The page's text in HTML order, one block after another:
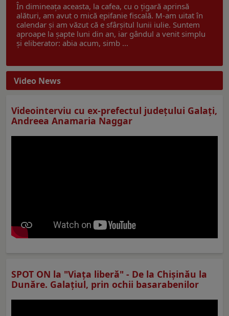
În dimineața aceasta, la cafea, cu o țigară aprinsă
alături, am avut o mică epifanie fiscală. M-am uitat în
calendar și am văzut că e sfârșitul lunii iulie. Suntem
aproape la șapte luni din an, iar gândul a venit simplu
și eliberator: abia acum, simb ...
Video News
Videointerviu cu ex-prefectul judeţului Galaţi,
Andreea Anamaria Naggar
SPOT ON la "Viaţa liberă" - De la Chișinău la
Dunăre. Galațiul, prin ochii basarabenilor